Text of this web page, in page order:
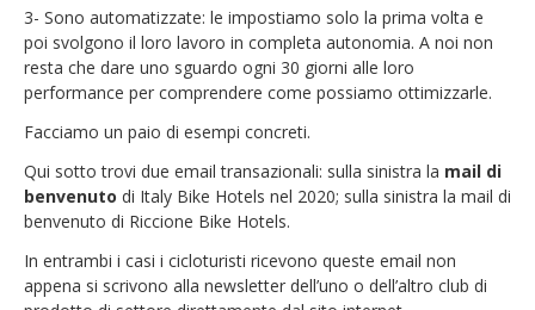
3- Sono automatizzate: le impostiamo solo la prima volta e
poi svolgono il loro lavoro in completa autonomia. A noi non
resta che dare uno sguardo ogni 30 giorni alle loro
performance per comprendere come possiamo ottimizzarle.
Facciamo un paio di esempi concreti.
Qui sotto trovi due email transazionali: sulla sinistra la mail di
benvenuto di Italy Bike Hotels nel 2020; sulla sinistra la mail di
benvenuto di Riccione Bike Hotels.
In entrambi i casi i cicloturisti ricevono queste email non
appena si scrivono alla newsletter dell’uno o dell’altro club di